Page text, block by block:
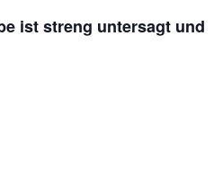
ist streng untersagt und